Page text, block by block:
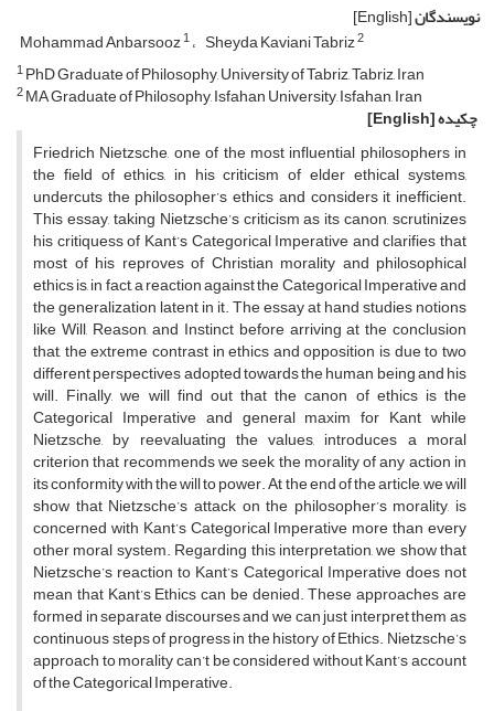
نویسندگان[English]
Mohammad Anbarsooz1 Sheyda Kaviani Tabriz2
1PhD Graduate of Philosophy, University of Tabriz, Tabriz, Iran
2MA Graduate of Philosophy, Isfahan University, Isfahan, Iran
چکیده[English]
Friedrich Nietzsche, one of the most influential philosophers in
the field of ethics, in his criticism of elder ethical systems,
undercuts the philosopher’s ethics and considers it inefficient.
This essay, taking Nietzsche’s criticism as its canon, scrutinizes
his critiquess of Kant’s Categorical Imperative and clarifies that
most of his reproves of Christian morality and philosophical
ethics is, in fact, a reaction against the Categorical Imperative and
the generalization latent in it. The essay at hand studies notions
like Will, Reason, and Instinct before arriving at the conclusion
that, the extreme contrast in ethics and opposition is due to two
different perspectives adopted towards the human being and his
will. Finally, we will find out that the canon of ethics is the
Categorical Imperative and general maxim for Kant while
Nietzsche, by reevaluating the values, introduces a moral
criterion that recommends we seek the morality of any action in
its conformity with the will to power. At the end of the article, we will
show that Nietzsche’s attack on the philosopher’s morality, is
concerned with Kant’s Categorical Imperative more than every
other moral system. Regarding this interpretation, we show that
Nietzsche’s reaction to Kant’s Categorical Imperative does not
mean that Kant’s Ethics can be denied. These approaches are
formed in separate discourses and we can just interpret them as
continuous steps of progress in the history of Ethics. Nietzsche’s
approach to morality can’t be considered without Kant’s account
of the Categorical Imperative.